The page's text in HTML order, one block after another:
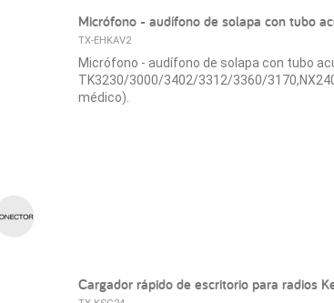
Micrófono - audífono de solapa con tubo
TX-EHKAV2
Micrófono - audífono de solapa con tubo
TK3230/3000/3402/3312/3360/
médico).
Cargador rápido de escritorio para radios